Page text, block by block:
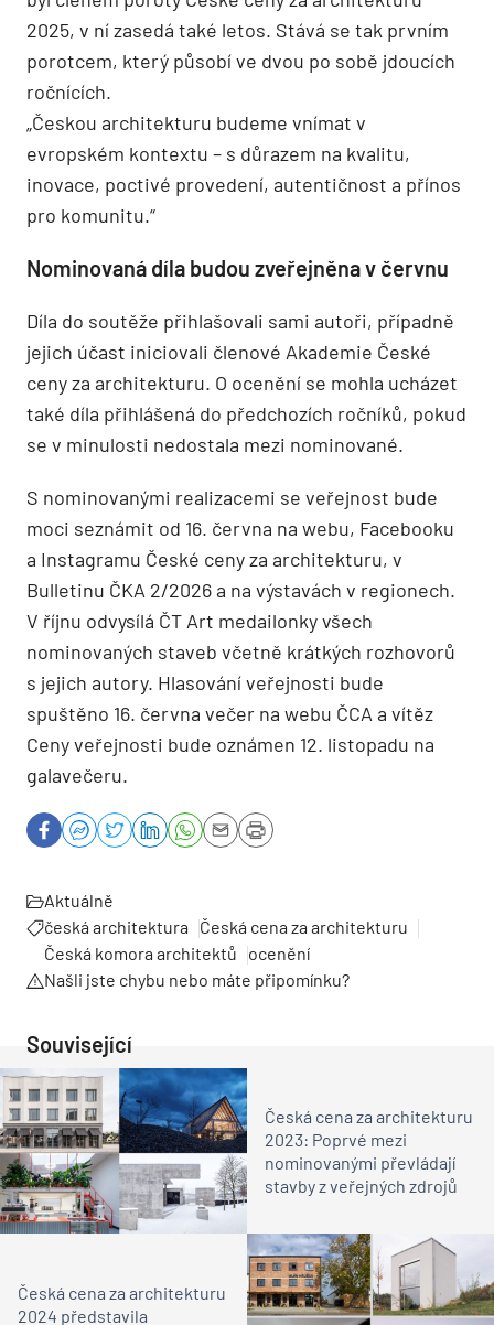
2025, v ní zasedá také letos. Stává se tak prvním
porotcem, který působí ve dvou po sobě jdoucích
ročnících.
„Českou architekturu budeme vnímat v
evropském kontextu – s důrazem na kvalitu,
inovace, poctivé provedení, autentičnost a přínos
pro komunitu.“
Nominovaná díla budou zveřejněna v červnu
Díla do soutěže přihlašovali sami autoři, případně
jejich účast iniciovali členové Akademie České
ceny za architekturu. O ocenění se mohla ucházet
také díla přihlášená do předchozích ročníků, pokud
se v minulosti nedostala mezi nominované.
S nominovanými realizacemi se veřejnost bude
moci seznámit od 16. června na webu, Facebooku
a Instagramu České ceny za architekturu, v
Bulletinu ČKA 2/2026 a na výstavách v regionech.
V říjnu odvysílá ČT Art medailonky všech
nominovaných staveb včetně krátkých rozhovorů
s jejich autory. Hlasování veřejnosti bude
spuštěno 16. června večer na webu ČCA a vítěz
Ceny veřejnosti bude oznámen 12. listopadu na
galavečeru.
Aktuálně
česká architektura
Česká cena za architekturu
Česká komora architektů
ocenění
Našli jste chybu nebo máte připomínku?
Související
Česká cena za architekturu
2023: Poprvé mezi
nominovanými převládají
stavby z veřejných zdrojů
Česká cena za architekturu
2024 představila